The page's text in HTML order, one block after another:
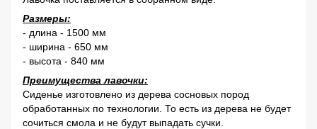
Размеры:
- длина - 1500 мм
- ширина - 650 мм
- высота - 840 мм
Преимущества лавочки:
Сиденье изготовлено из дерева сосновых пород
обработанных по технологии. То есть из дерева не будет
сочиться смола и не будут выпадать сучки.